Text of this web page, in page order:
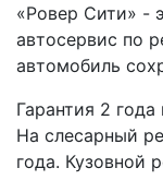
«Ровер Сити» -
автосервис по
автомобиль
Гарантия 2
На слесарный
года. Кузовной